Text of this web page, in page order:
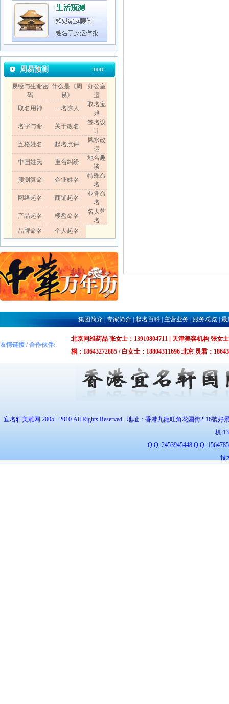
周易预测 more
易经与生命密
码
什么是《周
易》
办公室
运
取名用神
一名惊人
取名宝
典
名字与命
关于改名
签名设
计
五格姓名
起名点评
风水改
运
中国姓氏
重名纠纷
地名趣
谈
预测算命
企业姓名
特殊命
名
网络起名
商铺起名
业务命
名
产品起名
楼盘命名
名人艺
名
品牌命名
个人起名
集团简介|专家简介|起名百科|主营业务|服务总览|最
友情链接 / 合作伙伴:
北京同维药品 张女士：13910804711 | 天津美容机构 张女
桐：18643272885 / 白女士：18804311696 北京 灵君：
宜名轩美雕网 2005 - 2010 All Rights Reserved. 地址：香港九龍旺角花園街2-16號好
机:
Q Q: 2453945448 Q Q:
技